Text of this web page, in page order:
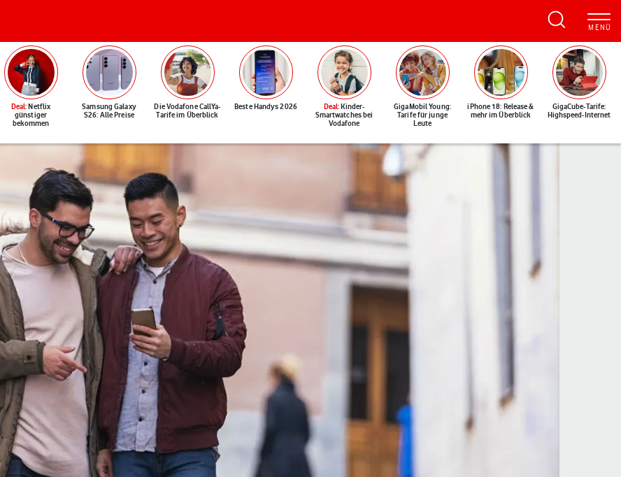
Deal: Netflix
günstiger
bekommen
Samsung Galaxy
S26: Alle Preise
Die Vodafone CallYa-
Tarife im Überblick
Beste Handys 2026 Deal: Kinder-
Smartwatches bei
Vodafone
GigaMobil Young:
Tarife für junge
Leute
iPhone 18: Release &
mehr im Überblick
GigaCube-Tarife:
Highspeed-Internet